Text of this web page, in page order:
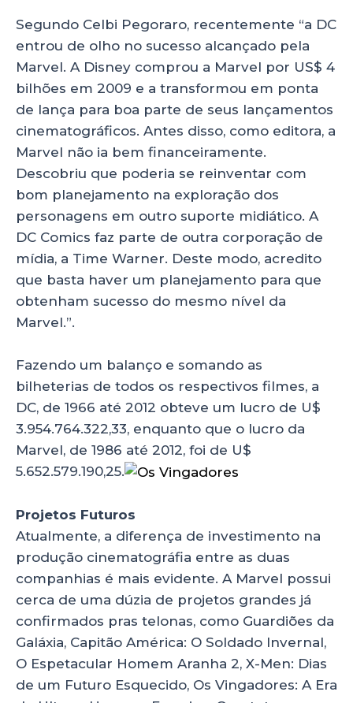
Segundo Celbi Pegoraro, recentemente “a DC
entrou de olho no sucesso alcançado pela
Marvel. A Disney comprou a Marvel por US$ 4
bilhões em 2009 e a transformou em ponta
de lança para boa parte de seus lançamentos
cinematográficos. Antes disso, como editora, a
Marvel não ia bem financeiramente.
Descobriu que poderia se reinventar com
bom planejamento na exploração dos
personagens em outro suporte midiático. A
DC Comics faz parte de outra corporação de
mídia, a Time Warner. Deste modo, acredito
que basta haver um planejamento para que
obtenham sucesso do mesmo nível da
Marvel.”.
Fazendo um balanço e somando as
bilheterias de todos os respectivos filmes, a
DC, de 1966 até 2012 obteve um lucro de U$
3.954.764.322,33, enquanto que o lucro da
Marvel, de 1986 até 2012, foi de U$
5.652.579.190,25.
Projetos Futuros
Atualmente, a diferença de investimento na
produção cinematográfia entre as duas
companhias é mais evidente. A Marvel possui
cerca de uma dúzia de projetos grandes já
confirmados pras telonas, como Guardiões da
Galáxia, Capitão América: O Soldado Invernal,
O Espetacular Homem Aranha 2, X-Men: Dias
de um Futuro Esquecido, Os Vingadores: A Era